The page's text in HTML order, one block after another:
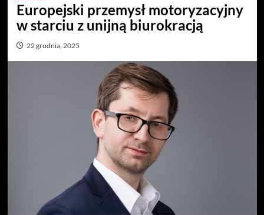
Europejski przemysł motoryzacyjny
w starciu z unijną biurokracją
22 grudnia, 2025